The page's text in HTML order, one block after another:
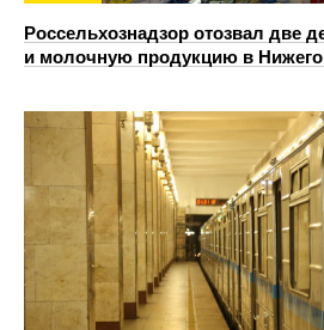
Россельхознадзор отозвал две
и молочную продукцию в